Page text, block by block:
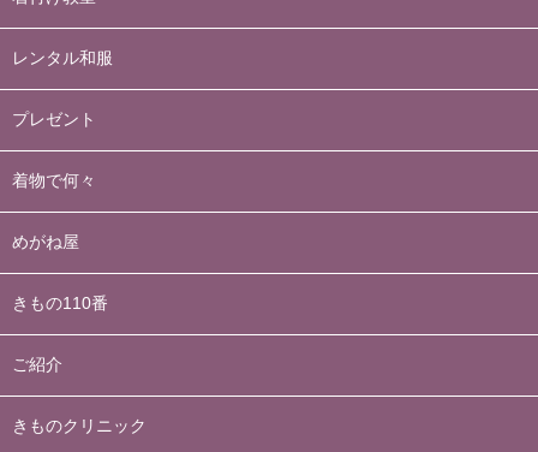
レンタル和服
プレゼント
着物で何々
めがね屋
きもの110番
ご紹介
きものクリニック